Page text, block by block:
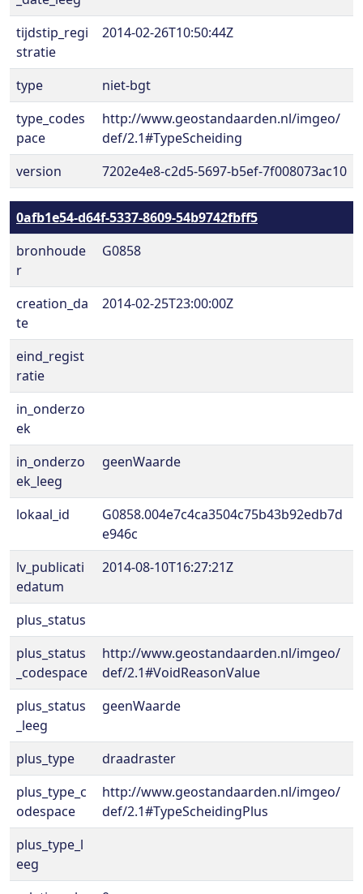
tijdstip_regi
stratie
2014-02-26T10:50:44Z
type
niet-bgt
type_codes
pace
http://www.geostandaarden.nl/imgeo/
def/2.1#TypeScheiding
version
7202e4e8-c2d5-5697-b5ef-7f008073ac10
0afb1e54-d64f-5337-8609-54b9742fbff5
bronhoude
r
G0858
creation_da
te
2014-02-25T23:00:00Z
eind_regist
ratie
in_onderzo
ek
in_onderzo
ek_leeg
geenWaarde
lokaal_id
G0858.004e7c4ca3504c75b43b92edb7d
e946c
lv_publicati
edatum
2014-08-10T16:27:21Z
plus_status
plus_status
_codespace
http://www.geostandaarden.nl/imgeo/
def/2.1#VoidReasonValue
plus_status
_leeg
geenWaarde
plus_type
draadraster
plus_type_c
odespace
http://www.geostandaarden.nl/imgeo/
def/2.1#TypeScheidingPlus
plus_type_l
eeg